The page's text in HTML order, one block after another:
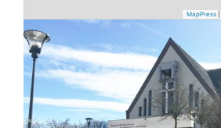
MapPress